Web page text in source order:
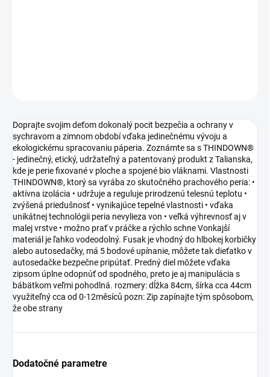
Doprajte svojim deťom dokonalý pocit bezpečia a ochrany v
sychravom a zimnom období vďaka jedinečnému vývoju a
ekologickému spracovaniu páperia. Zoznámte sa s THINDOWN®
- jedinečný, etický, udržateľný a patentovaný produkt z Talianska,
kde je perie fixované v ploche a spojené bio vláknami. Vlastnosti
THINDOWN®, ktorý sa vyrába zo skutočného prachového peria: •
aktívna izolácia • udržuje a reguluje prirodzenú telesnú teplotu •
zvýšená priedušnosť • vynikajúce tepelné vlastnosti • vďaka
unikátnej technológii peria nevylieza von • veľká výhrevnosť aj v
malej vrstve • možno prať v práčke a rýchlo schne Vonkajší
materiál je ľahko vodeodolný. Fusak je vhodný do hlbokej korbičky
alebo autosedačky, má 5 bodové upínanie, môžete tak dieťatko v
autosedačke bezpečne pripútať. Predný diel môžete vďaka
zipsom úplne odopnúť od spodného, preto je aj manipulácia s
bábätkom veľmi pohodlná. rozmery: dĺžka 84cm, šírka cca 44cm
využiteľný cca od 0-12měsíců pozn: Zip zapínajte tým spôsobom,
že obe strany
Dodatočné parametre